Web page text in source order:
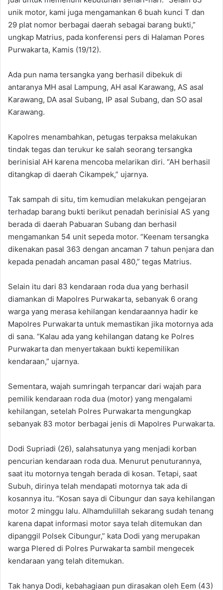
unik motor, kami juga mengamankan 6 buah kunci T dan
29 plat nomor berbagai daerah sebagai barang bukti,”
ungkap Matrius, pada konferensi pers di Halaman Pores
Purwakarta, Kamis (19/12).
Ada pun nama tersangka yang berhasil dibekuk di
antaranya MH asal Lampung, AH asal Karawang, AS asal
Karawang, DA asal Subang, IP asal Subang, dan SO asal
Karawang.
Kapolres menambahkan, petugas terpaksa melakukan
tindak tegas dan terukur ke salah seorang tersangka
berinisial AH karena mencoba melarikan diri. “AH berhasil
ditangkap di daerah Cikampek,” ujarnya.
Tak sampah di situ, tim kemudian melakukan pengejaran
terhadap barang bukti berikut penadah berinisial AS yang
berada di daerah Pabuaran Subang dan berhasil
mengamankan 54 unit sepeda motor. “Keenam tersangka
dikenakan pasal 363 dengan ancaman 7 tahun penjara dan
kepada penadah ancaman pasal 480,” tegas Matrius.
Selain itu dari 83 kendaraan roda dua yang berhasil
diamankan di Mapolres Purwakarta, sebanyak 6 orang
warga yang merasa kehilangan kendaraannya hadir ke
Mapolres Purwakarta untuk memastikan jika motornya ada
di sana. “Kalau ada yang kehilangan datang ke Polres
Purwakarta dan menyertakaan bukti kepemilikan
kendaraan,” ujarnya.
Sementara, wajah sumringah terpancar dari wajah para
pemilik kendaraan roda dua (motor) yang mengalami
kehilangan, setelah Polres Purwakarta mengungkap
sebanyak 83 motor berbagai jenis di Mapolres Purwakarta.
Dodi Supriadi (26), salahsatunya yang menjadi korban
pencurian kendaraan roda dua. Menurut penuturannya,
saat itu motornya tengah berada di kosan. Tetapi, saat
Subuh, dirinya telah mendapati motornya tak ada di
kosannya itu. “Kosan saya di Cibungur dan saya kehilangan
motor 2 minggu lalu. Alhamdulillah sekarang sudah tenang
karena dapat informasi motor saya telah ditemukan dan
dipanggil Polsek Cibungur,” kata Dodi yang merupakan
warga Plered di Polres Purwakarta sambil mengecek
kendaraan yang telah ditemukan.
Tak hanya Dodi, kebahagiaan pun dirasakan oleh Eem (43)